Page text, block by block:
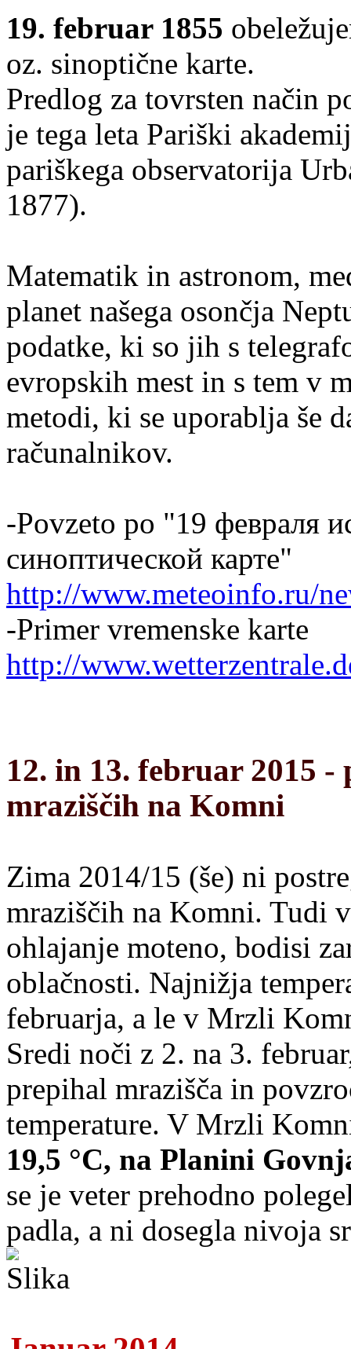
19. februar 1855
oz. sinoptične karte.
Predlog za tovrsten način
je tega leta Pariški
pariškega observatorija
1877).
Matematik in astronom,
planet našega osončja
podatke, ki so jih s
evropskih mest in s tem v
metodi, ki se uporablja še
računalnikov.
-Povzeto po "19 февраля
синоптической карте"
http://www.meteoinfo.ru/
-Primer vremenske karte
http://
12. in 13. februar 2015
mraziščih na Komni
Zima 2014/15 (še) ni
mraziščih na Komni. Tudi
ohlajanje moteno, bodisi
oblačnosti. Najnižja
februarja, a le v Mrzli
Sredi noči z 2. na 3.
prepihal mrazišča in
temperature. V Mrzli
19,5 °C, na Planini
se je veter prehodno
padla, a ni dosegla nivoja